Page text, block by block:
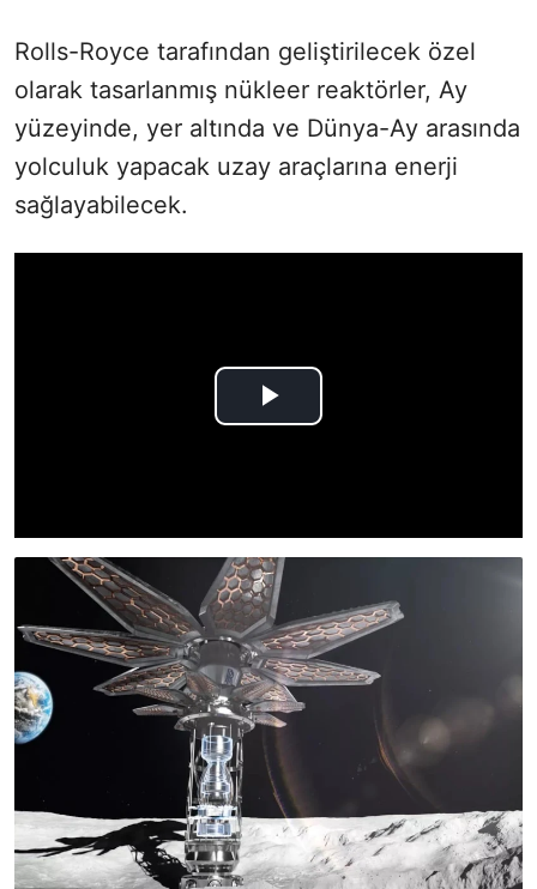
Rolls-Royce tarafından geliştirilecek özel
olarak tasarlanmış nükleer reaktörler, Ay
yüzeyinde, yer altında ve Dünya-Ay arasında
yolculuk yapacak uzay araçlarına enerji
sağlayabilecek.